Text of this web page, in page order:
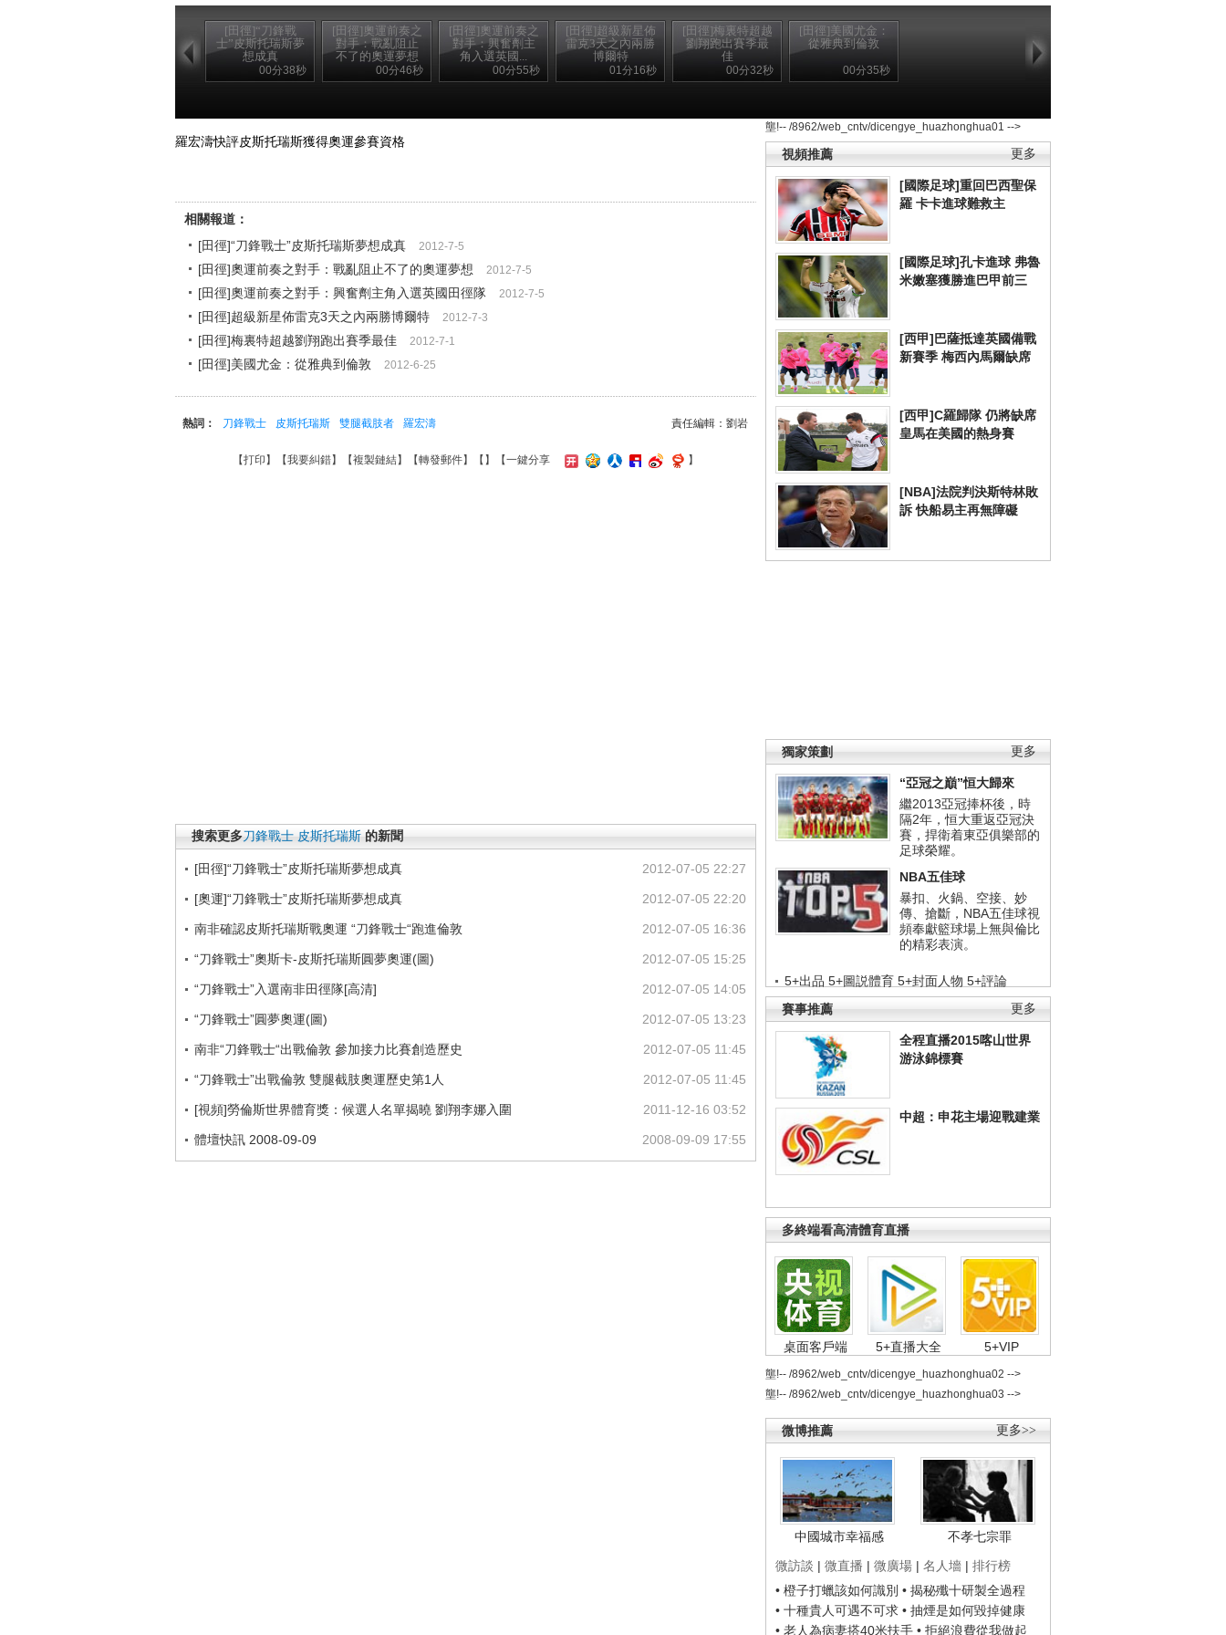
[田徑]“刀鋒戰
士”皮斯托瑞斯夢
想成真
00分38秒
[田徑]奧運前奏之
對手：戰亂阻止
不了的奧運夢想
00分46秒
[田徑]奧運前奏之
對手：興奮劑主
角入選英國...
00分55秒
[田徑]超級新星佈
雷克3天之內兩勝
博爾特
01分16秒
[田徑]梅裏特超越
劉翔跑出賽季最
佳
00分32秒
[田徑]美國尤金：
從雅典到倫敦
00分35秒
壟!-- /8962/web_cntv/dicengye_huazhonghua01 -->
更多
視頻推薦
[國際足球]重回巴西聖保
羅 卡卡進球難救主
[國際足球]孔卡進球 弗魯
米嫩塞獲勝進巴甲前三
[西甲]巴薩抵達英國備戰
新賽季 梅西內馬爾缺席
[西甲]C羅歸隊 仍將缺席
皇馬在美國的熱身賽
[NBA]法院判決斯特林敗
訴 快船易主再無障礙
更多
獨家策劃
“亞冠之巔”恒大歸來
繼2013亞冠捧杯後，時
隔2年，恒大重返亞冠決
賽，捍衛着東亞俱樂部的
足球榮耀。
NBA五佳球
暴扣、火鍋、空接、妙
傳、搶斷，NBA五佳球視
頻奉獻籃球場上無與倫比
的精彩表演。
5+出品 5+圖説體育 5+封面人物 5+評論
更多
賽事推薦
全程直播2015喀山世界
游泳錦標賽
中超：申花主場迎戰建業
多終端看高清體育直播
桌面客戶端 5+直播大全 5+VIP
壟!-- /8962/web_cntv/dicengye_huazhonghua02 -->
壟!-- /8962/web_cntv/dicengye_huazhonghua03 -->
更多>>
微博推薦
中國城市幸福感
不孝七宗罪
微訪談 | 微直播 | 微廣場 | 名人墻 | 排行榜
• 橙子打蠟該如何識別 • 揭秘殲十研製全過程
• 十種貴人可遇不可求 • 抽煙是如何毀掉健康
• 老人為病妻搭40米扶手 • 拒絕浪費從我做起
羅宏濤快評皮斯托瑞斯獲得奧運參賽資格
相關報道：
[田徑]“刀鋒戰士”皮斯托瑞斯夢想成真
2012-7-5
[田徑]奧運前奏之對手：戰亂阻止不了的奧運夢想 2012-7-5
[田徑]奧運前奏之對手：興奮劑主角入選英國田徑隊 2012-7-5
[田徑]超級新星佈雷克3天之內兩勝博爾特 2012-7-3
[田徑]梅裏特超越劉翔跑出賽季最佳 2012-7-1
[田徑]美國尤金：從雅典到倫敦 2012-6-25
責任編輯：劉岩
熱詞： 刀鋒戰士 皮斯托瑞斯 雙腿截肢者 羅宏濤
【打印 】【我要糾錯】【複製鏈結】【轉發郵件】【 】 【一鍵分享 】
搜索更多刀鋒戰士 皮斯托瑞斯 的新聞
2012-07-05 22:27
[田徑]“刀鋒戰士”皮斯托瑞斯夢想成真
2012-07-05 22:20
[奧運]“刀鋒戰士”皮斯托瑞斯夢想成真
2012-07-05 16:36
南非確認皮斯托瑞斯戰奧運 “刀鋒戰士“跑進倫敦
2012-07-05 15:25
“刀鋒戰士”奧斯卡-皮斯托瑞斯圓夢奧運(圖)
2012-07-05 14:05
“刀鋒戰士”入選南非田徑隊[高清]
2012-07-05 13:23
“刀鋒戰士”圓夢奧運(圖)
2012-07-05 11:45
南非“刀鋒戰士“出戰倫敦 參加接力比賽創造歷史
2012-07-05 11:45
“刀鋒戰士”出戰倫敦 雙腿截肢奧運歷史第1人
2011-12-16 03:52
[視頻]勞倫斯世界體育獎：候選人名單揭曉 劉翔李娜入圍
2008-09-09 17:55
體壇快訊 2008-09-09